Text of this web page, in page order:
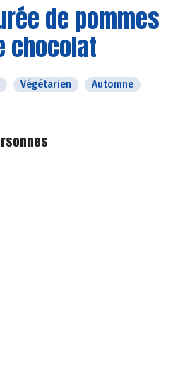
de pommes
chocolat
Végétarien
Automne